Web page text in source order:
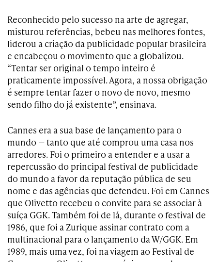
Reconhecido pelo sucesso na arte de agregar,
misturou referências, bebeu nas melhores fontes,
liderou a criação da publicidade popular brasileira
e encabeçou o movimento que a globalizou.
“Tentar ser original o tempo inteiro é
praticamente impossível. Agora, a nossa obrigação
é sempre tentar fazer o novo de novo, mesmo
sendo filho do já existente”, ensinava.
Cannes era a sua base de lançamento para o
mundo — tanto que até comprou uma casa nos
arredores. Foi o primeiro a entender e a usar a
repercussão do principal festival de publicidade
do mundo a favor da reputação pública de seu
nome e das agências que defendeu. Foi em Cannes
que Olivetto recebeu o convite para se associar à
suíça GGK. Também foi de lá, durante o festival de
1986, que foi a Zurique assinar contrato com a
multinacional para o lançamento da W/GGK. Em
1989, mais uma vez, foi na viagem ao Festival de